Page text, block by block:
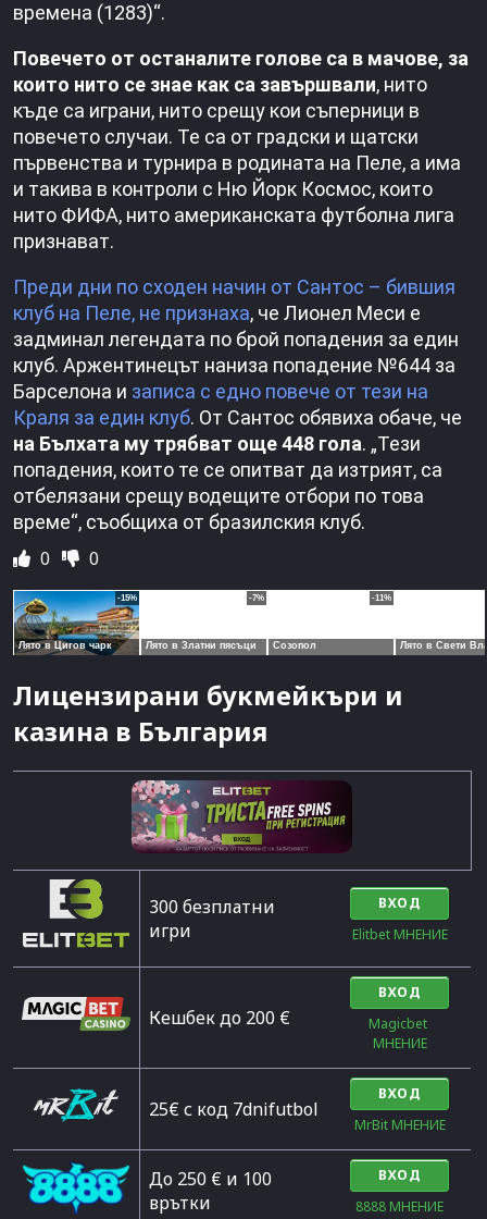
времена (1283)“.
Повечето от останалите голове са в мачове, за
които нито се знае как са завършвали, нито
къде са играни, нито срещу кои съперници в
повечето случаи. Те са от градски и щатски
първенства и турнира в родината на Пеле, а има
и такива в контроли с Ню Йорк Космос, които
нито ФИФА, нито американската футболна лига
признават.
Преди дни по сходен начин от Сантос – бившия
клуб на Пеле, не признаха, че Лионел Меси е
задминал легендата по брой попадения за един
клуб. Аржентинецът наниза попадение №644 за
Барселона и записа с едно повече от тези на
Краля за един клуб. От Сантос обявиха обаче, че
на Бълхата му трябват още 448 гола. „Тези
попадения, които те се опитват да изтрият, са
отбелязани срещу водещите отбори по това
време“, съобщиха от бразилския клуб.
0 0
Лицензирани букмейкъри и
казина в България
300 безплатни
игри
ВХОД
Elitbet МНЕНИЕ
Кешбек до 200 €
ВХОД
Magicbet
МНЕНИЕ
25€ с код 7dnifutbol
ВХОД
MrBit МНЕНИЕ
До 250 € и 100
врътки
ВХОД
8888 МНЕНИЕ